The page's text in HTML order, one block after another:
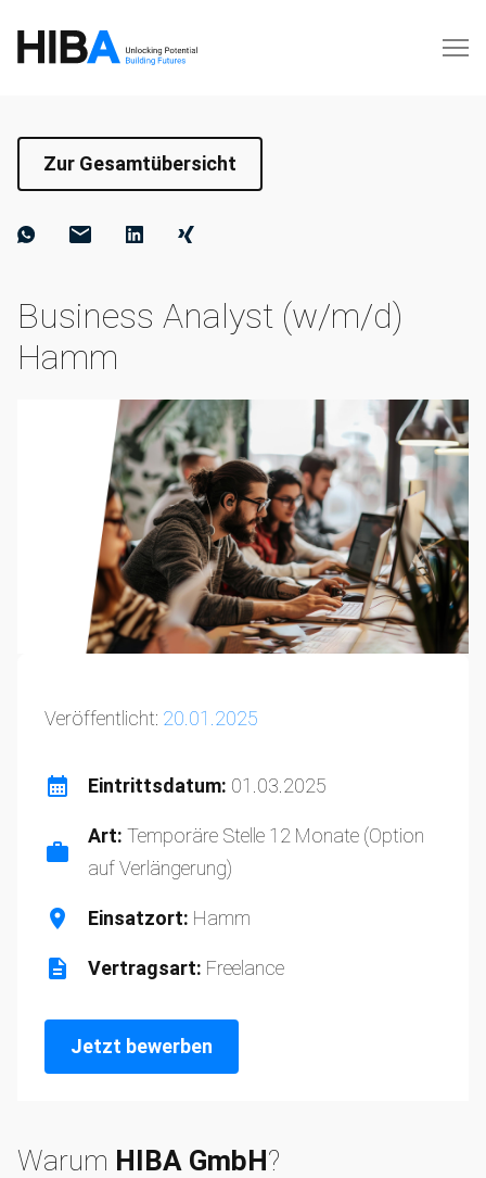
Zur Gesamtübersicht
Business Analyst (w/m/d)
Hamm
Veröffentlicht: 20.01.2025
Eintrittsdatum: 01.03.2025
Art: Temporäre Stelle 12 Monate (Option
auf Verlängerung)
Einsatzort: Hamm
Vertragsart: Freelance
Jetzt bewerben
Warum HIBA GmbH?